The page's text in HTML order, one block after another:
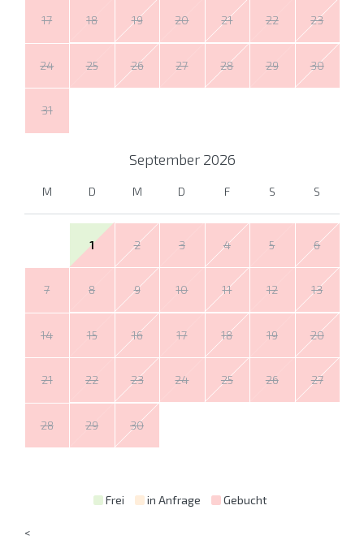
17 18 19 20 21 22 23
24 25 26 27 28 29 30
31
September 2026
M D M D F S S
1 2 3 4 5 6
7 8 9 10 11 12 13
14 15 16 17 18 19 20
21 22 23 24 25 26 27
28 29 30
Frei in Anfrage Gebucht
<